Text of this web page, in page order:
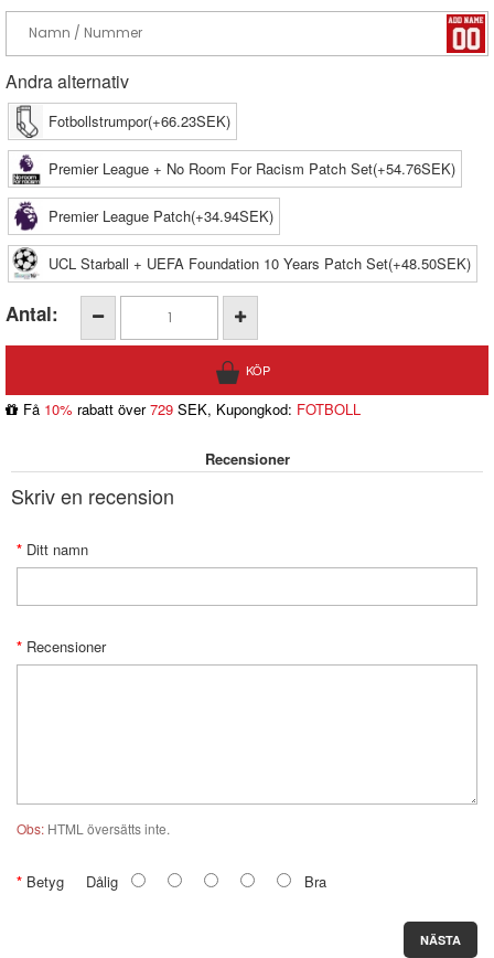
Andra alternativ
Fotbollstrumpor(+66.23SEK)
Premier League + No Room For Racism Patch Set(+54.76SEK)
Premier League Patch(+34.94SEK)
UCL Starball + UEFA Foundation 10 Years Patch Set(+48.50SEK)
Antal:
Få 10% rabatt över729 SEK, Kupongkod: FOTBOLL
Recensioner
Skriv en recension
Ditt namn
Recensioner
Obs: HTML översätts inte.
Betyg Dålig Bra
NÄSTA